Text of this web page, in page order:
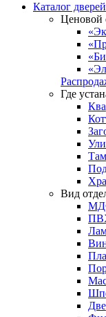
Каталог дверей
Ценовой
Где
Вид